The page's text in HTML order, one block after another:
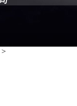
>